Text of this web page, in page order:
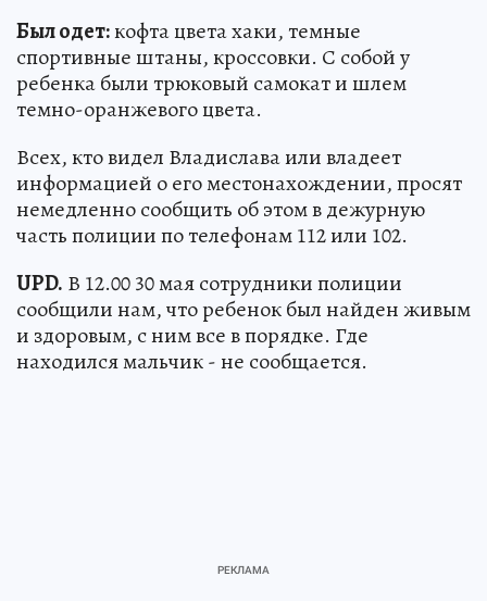
Был одет:кофта цвета хаки, темные
спортивные штаны, кроссовки. С собой у
ребенка были трюковый самокат и шлем
темно-оранжевого цвета.
Всех, кто видел Владислава или владеет
информацией о его местонахождении, просят
немедленно сообщить об этом в дежурную
часть полиции по телефонам 112 или 102.
UPD. В 12.00 30 мая сотрудники полиции
сообщили нам, что ребенок был найден живым
и здоровым, с ним все в порядке. Где
находился мальчик - не сообщается.